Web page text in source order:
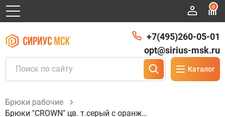
0
Каталог
+7(495)260-05-01
opt@sirius-msk.ru
Брюки рабочие
Брюки "CROWN" цв. т.серый с оранжевым Арт. 01996